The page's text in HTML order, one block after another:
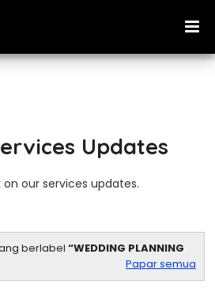
Updates
on our services updates.
berlabel WEDDING PLANNING
Papar semua